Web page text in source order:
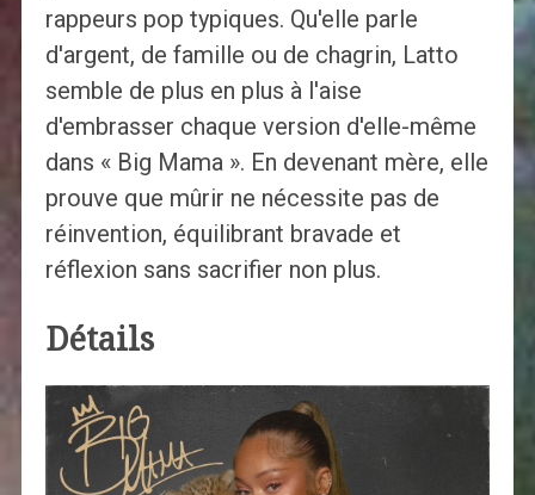
rappeurs pop typiques. Qu'elle parle
d'argent, de famille ou de chagrin, Latto
semble de plus en plus à l'aise
d'embrasser chaque version d'elle-même
dans « Big Mama ». En devenant mère, elle
prouve que mûrir ne nécessite pas de
réinvention, équilibrant bravade et
réflexion sans sacrifier non plus.
Détails